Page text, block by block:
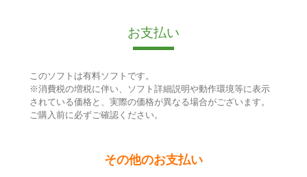
お支払い
このソフトは有料ソフトです。
※消費税の増税に伴い、ソフト詳細説明や動作環境等に表示
されている価格と、実際の価格が異なる場合がございます。
ご購入前に必ずご確認ください。
その他のお支払い